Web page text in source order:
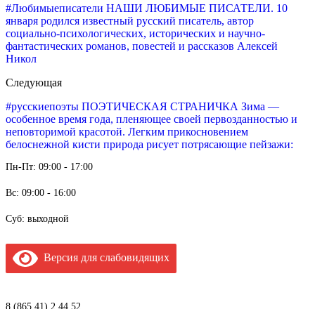
#Любимыеписатели НАШИ ЛЮБИМЫЕ ПИСАТЕЛИ. 10
января родился известный русский писатель, автор
социально-психологических, исторических и научно-
фантастических романов, повестей и рассказов Алексей
Никол
Следующая
#русскиепоэты ПОЭТИЧЕСКАЯ СТРАНИЧКА Зима —
особенное время года, пленяющее своей первозданностью и
неповторимой красотой. Легким прикосновением
белоснежной кисти природа рисует потрясающие пейзажи:
Пн-Пт: 09:00 - 17:00
Вс: 09:00 - 16:00
Суб: выходной
Версия для слабовидящих
8 (865 41) 2 44 52